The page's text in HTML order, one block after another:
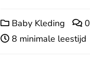
Baby Kleding
0
8 minimale leestijd